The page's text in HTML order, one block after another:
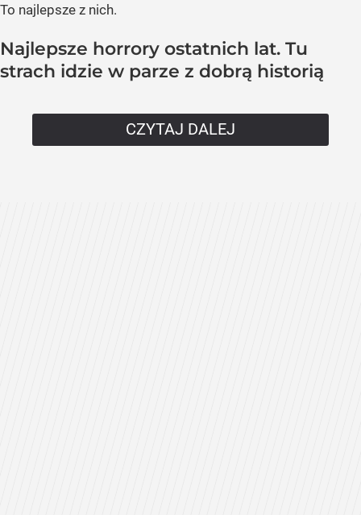
To najlepsze z nich.
Najlepsze horrory ostatnich lat. Tu
strach idzie w parze z dobrą historią
CZYTAJ DALEJ